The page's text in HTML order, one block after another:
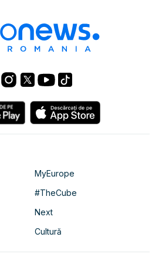
MyEurope
#TheCube
Next
Cultură